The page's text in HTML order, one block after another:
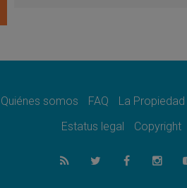
08.08.2026
08.08.2026
del Buen Consejo de
Filipinas: el Vicariato
se convierte en
Quiénes somos FAQ La Propiedad
Estatus legal
Copyright